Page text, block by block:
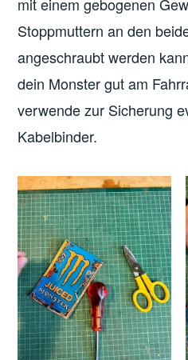
mit einem gebogenen
Stoppmuttern an den
angeschraubt werden
dein Monster gut am
verwende zur Sicherung
Kabelbinder.